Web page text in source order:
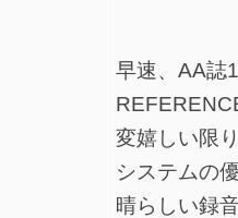
早速、AA誌
変嬉しい限
システムの
晴らしい録